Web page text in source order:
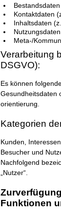
Kontaktdaten
Inhaltsdaten
Meta-/
Verarbeitung
DSGVO):
Es können
Gesundheitsdaten
orientierung.
Kategorien
Kunden,
Besucher und
Nachfolgend
„Nutzer“.
Funktionen